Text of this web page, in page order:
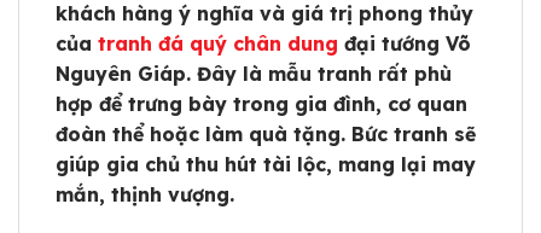
khách hàng ý nghĩa và giá trị phong thủy
của tranh đá quý chân dung đại tướng Võ
Nguyên Giáp. Đây là mẫu tranh rất phù
hợp để trưng bày trong gia đình, cơ quan
đoàn thể hoặc làm quà tặng. Bức tranh sẽ
giúp gia chủ thu hút tài lộc, mang lại may
mắn, thịnh vượng.